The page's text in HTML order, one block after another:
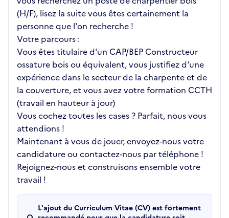
(H/F), lisez la suite vous êtes certainement la
personne que l'on recherche !
Votre parcours :
Vous êtes titulaire d'un CAP/BEP Constructeur
ossature bois ou équivalent, vous justifiez d'une
expérience dans le secteur de la charpente et de
la couverture, et vous avez votre formation CCTH
(travail en hauteur à jour)
Vous cochez toutes les cases ? Parfait, nous vous
attendions !
Maintenant à vous de jouer, envoyez-nous votre
candidature ou contactez-nous par téléphone !
Rejoignez-nous et construisons ensemble votre
travail !
L'ajout du Curriculum Vitae (CV) est fortement